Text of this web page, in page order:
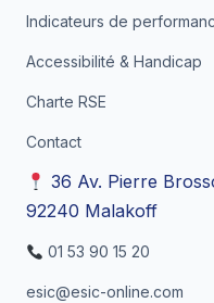
Indicateurs de
Accessibilité & Handicap
Charte RSE
Contact
36 Av. Pierre
92240 Malakoff
01 53 90 15 20
esic@esic-online.com